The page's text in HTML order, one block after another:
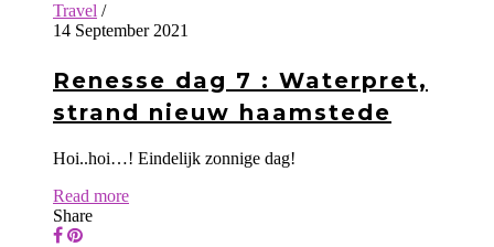
Travel /
14 September 2021
Renesse dag 7 : Waterpret,
strand nieuw haamstede
Hoi..hoi…! Eindelijk zonnige dag!
Read more
Share